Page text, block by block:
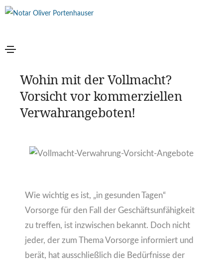
Wohin mit der Vollmacht?
Vorsicht vor kommerziellen
Verwahrangeboten!
Wie wichtig es ist, „in gesunden Tagen“
Vorsorge für den Fall der Geschäftsunfähigkeit
zu treffen, ist inzwischen bekannt. Doch nicht
jeder, der zum Thema Vorsorge informiert und
berät, hat ausschließlich die Bedürfnisse der